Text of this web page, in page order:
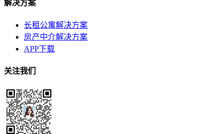
解决方案
长租公寓解决方案
房产中介解决方案
APP下载
关注我们